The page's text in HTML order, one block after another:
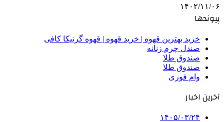
۱۴۰۲/۱۱/۰۶
پیوندها
خرید بهترین قهوه | خرید قهوه | قهوه گرنیکا کافی
صندل چرم زنانه
صندوق طلا
صندوق طلا
وام فوری
آخرین اخبار
۱۴۰۵/۰۳/۲۴